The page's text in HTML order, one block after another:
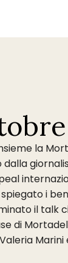
la
i
il talk
di
Marini